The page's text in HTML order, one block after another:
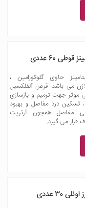
60 عددی
حاوی گلوکوزامین ،
می باشد. قرص آلفلکسیل
موثر جهت ترمیم و بازسازی
درد مفاصل و بهبود
مفاصل همچون آرتریت
قرار می گیرد.
عددی